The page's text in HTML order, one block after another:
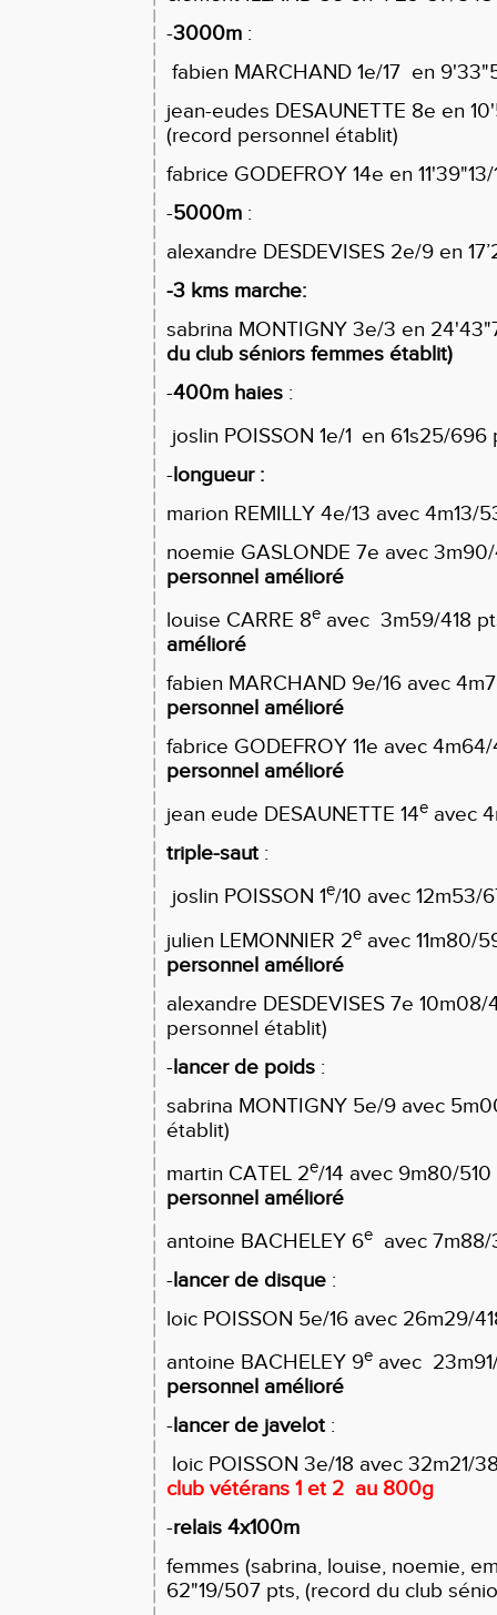
-3000m :
fabien MARCHAND 1e/17 en
jean-eudes DESAUNETTE 8e en
(record personnel établit)
fabrice GODEFROY 14e en
-5000m :
alexandre DESDEVISES 2e/9 en
-3 kms marche:
sabrina MONTIGNY 3e/3 en
du club séniors femmes établit)
-400m haies :
joslin POISSON 1e/1 en 61s25/696
-longueur :
marion REMILLY 4e/13 avec 4m13/
noemie GASLONDE 7e avec
personnel amélioré
louise CARRE 8e avec 3m59/418
amélioré
fabien MARCHAND 9e/16 avec
personnel amélioré
fabrice GODEFROY 11e avec
personnel amélioré
jean eude DESAUNETTE 14e avec
triple-saut :
joslin POISSON 1e/10 avec 12m53/
julien LEMONNIER 2e avec 11m80/
personnel amélioré
alexandre DESDEVISES 7e
personnel établit)
-lancer de poids :
sabrina MONTIGNY 5e/9 avec
établit)
martin CATEL 2e/14 avec 9m80/
personnel amélioré
antoine BACHELEY 6e avec
-lancer de disque :
loic POISSON 5e/16 avec 26m29/
antoine BACHELEY 9e avec
personnel amélioré
-lancer de javelot :
loic POISSON 3e/18 avec 32m21/
club vétérans 1 et 2 au 800g
-relais 4x100m
femmes (sabrina, louise, noemie,
62"19/507 pts, (record du club